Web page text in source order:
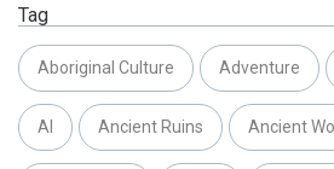
Tag
Aboriginal Culture Adventure
AI Ancient Ruins Ancient